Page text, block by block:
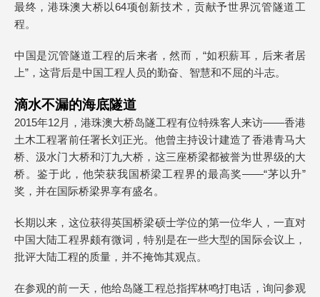
最终，港珠澳大桥以64项创新技术，贡献予世界沉管隧道工
程。
中国是沉管隧道工程的后来者，然而，“如积薪耳，后来者居
上”，这背后是中国工程人员的勤奋、智慧和不屈的斗志。
滴水不漏的海底隧道
2015年12月，港珠澳大桥岛隧工程有位特殊客人来访——香港
土木工程署前任署长刘正光。他曾主持设计建造了香港青马大
桥、汲水门大桥和汀九大桥，这三座桥梁都被誉为世界级的大
桥。鉴于此，他荣获我国桥梁工程界的最高奖——“茅以升”
奖，并在国际桥梁界享有盛名。
长期以来，这位获得英国桥梁硕士学位的第一位华人，一直对
中国大陆工程界颇有微词，特别是在一些大型的国际会议上，
批评大陆工程的质量，并不掩饰其观点。
在参观的前一天，他给岛隧工程总指挥林鸣打电话，询问参观